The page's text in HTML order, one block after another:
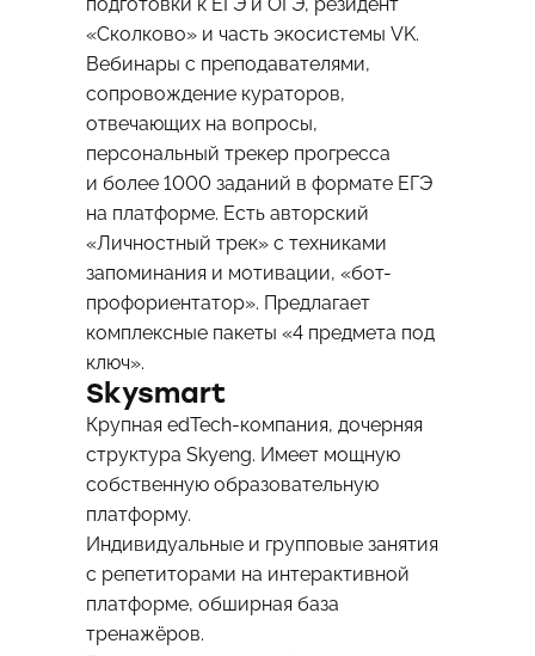
«Сколково» и часть экосистемы VK.
Вебинары с преподавателями,
сопровождение кураторов,
отвечающих на вопросы,
персональный трекер прогресса
и более 1000 заданий в формате ЕГЭ
на платформе. Есть авторский
«Личностный трек» с техниками
запоминания и мотивации, «бот-
профориентатор». Предлагает
комплексные пакеты «4 предмета под
ключ».
Skysmart
Крупная edTech-компания, дочерняя
структура Skyeng. Имеет мощную
собственную образовательную
платформу.
Индивидуальные и групповые занятия
с репетиторами на интерактивной
платформе, обширная база
тренажёров.